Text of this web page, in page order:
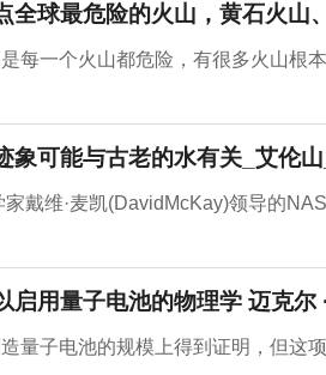
全球最危险的火山，黄石火山
每一个火山都危险，有很多火山根
象可能与古老的水有关_艾伦
戴维·麦凯(DavidMcKay)领导的
启用量子电池的物理学 迈克尔
量子电池的规模上得到证明，但这